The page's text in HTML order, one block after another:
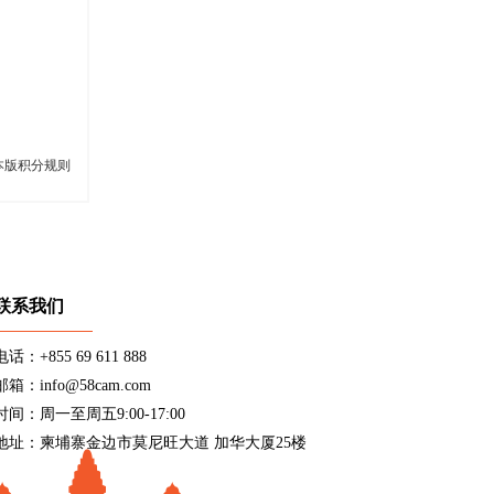
版积分规则
系我们
话：+855 69 611 888
箱：info@58cam.com
间：周一至周五9:00-17:00
址：柬埔寨金边市莫尼旺大道 加华大厦25楼